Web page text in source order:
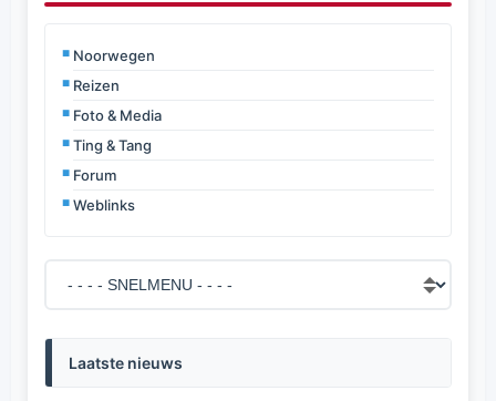
Noorwegen
Reizen
Foto & Media
Ting & Tang
Forum
Weblinks
Laatste nieuws